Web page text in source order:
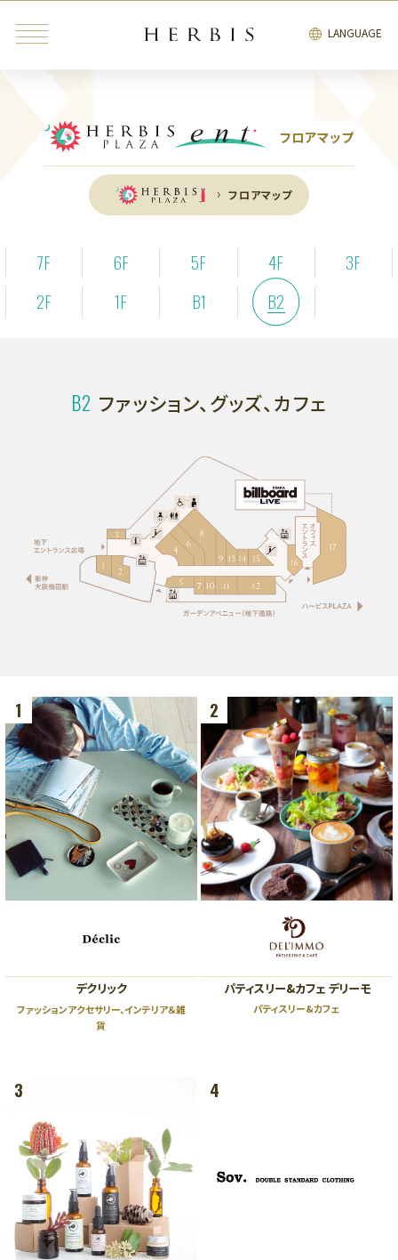
LANGUAGE
みんなが検索中の“トレンドキーワード”
インテリア 雑貨 カフェ レストラン ブライダル
ファッション・
インテリア
ビューティ＆
リラクゼーション
サービス エンタテインメント ブライダル
フロアマップ アクセス
LANGUAGE
フロアマップ
7F
レストラン、劇場
6F
ビューティー、リラクゼーション、
スクール
5F
3F
ライフスタイル、レストラン
ラグジュアリー、ブライダル、カフ
ェ
1F
ラグジュアリー、レストラン、カフ
B1
ファッション、レストラン
フロアマップ
6F
オフィス、ショールーム
5F
オフィス、クリニック
ザ・リッツ・カールトン大阪連絡通路
ショールーム、クリニック
3F
ビューティー、スクール、クリニッ
フロアマップ
フロアマップ
7F 6F 5F 4F
3F
2F
1F B1 B2
B2 ファッション、グッズ、カフェ
1
デクリック
ファッションアクセサリー、インテリア＆雑
貨
2
パティスリー&カフェ デリーモ
パティスリー&カフェ
3 4